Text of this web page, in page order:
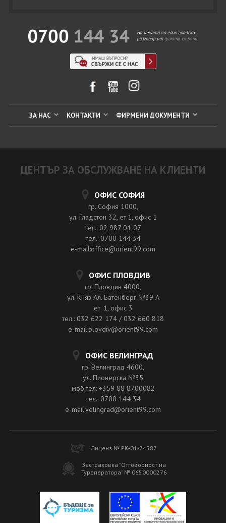
ЗА НАС КОНТАКТИ ФИРМЕНИ ДОКУМЕНТИ
ЦЕНТЪР ЗА ОБСЛУЖВАНЕ НА КЛИЕНТИ
ОФИС СОФИЯ
гр. София 1000,
ул. Гладстон 32, ет.1, офис 1
тел.: 02 987 01 07
тел.: 0700 144 34
e-mail:office@orient99.com
ОФИС ПЛОВДИВ
гр. Пловдив 4000,
ул. Княз Ал. Батенберг №39 A
ет. 1, офис 3
тел.: 032 622 174 / 032 660 818
e-mail:plovdiv@orient99.com
ОФИС ВЕЛИНГРАД
гр. Велинград 4600,
ул. Пионерска №35
моб.тел: +359 88 8700082
тел.: 0700 144 34
e-mail:velingrad@orient99.com
Лиценз № РК-01-74587
Застраховка "Отговорност на
Туроператора" № 0650000276